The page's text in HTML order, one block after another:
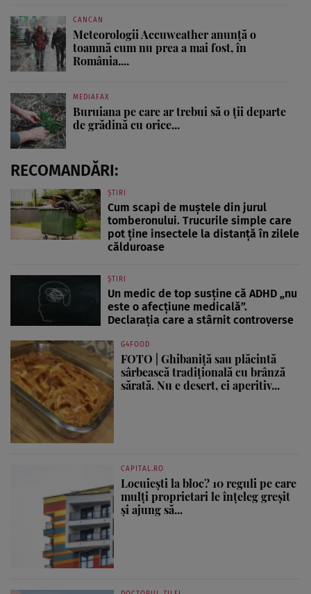
CANCAN
Meteorologii Accuweather anunță o
toamnă cum nu prea a mai fost, în
România....
MEDIAFAX
Buruiana pe care ar trebui să o ții departe
de grădină cu orice...
RECOMANDĂRI:
ȘTIRI
Cum scapi de muștele din jurul
tomberonului. Trucurile simple care
pot ține insectele la distanță în zilele
călduroase
ȘTIRI
Un medic de top susține că ADHD „nu
este o afecțiune medicală”.
Declarația care a stârnit controverse
G4FOOD
FOTO | Ghibaniță sau plăcintă
sârbească tradițională cu brânză
sărată. Nu e desert, ci aperitiv...
CAPITAL.RO
Locuiești la bloc? 10 reguli pe care
mulți proprietari le înțeleg greșit
și ajung să...